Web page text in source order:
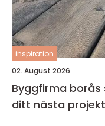
inspiration
02. August 2026
Byggfirma borås så väljer du rätt partner för
ditt nästa projekt